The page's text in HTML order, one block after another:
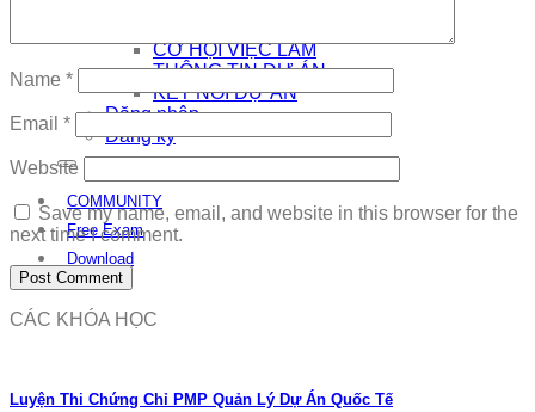
CƠ HỘI VIỆC LÀM
THÔNG TIN DỰ ÁN
KẾT NỐI DỰ ÁN
Đăng nhập
Đăng ký
COMMUNITY
Free Exam
Download
Name *
Email *
Website
Save my name, email, and website in this browser for the
next time I comment.
CÁC KHÓA HỌC
Luyện Thi Chứng Chỉ PMP Quản Lý Dự Án Quốc Tế